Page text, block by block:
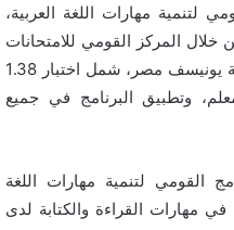
لتنمية مهارات اللغة العربية،
خلال المركز القومي للامتحانات
والتقويم التربوي بالتعاون مع منظمة يونيسف مصر، شمل اختبار 1.38
وتدريب 30 ألف معلم، وتطبيق البرنامج في جميع
القومي لتنمية مهارات اللغة
مهارات القراءة والكتابة لدى